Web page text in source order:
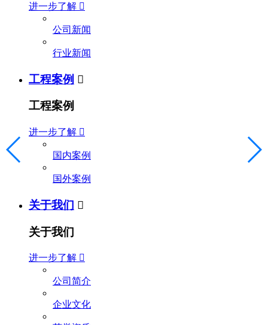
进一步了解 
公司新闻
行业新闻
工程案例 
工程案例
进一步了解 
国内案例
国外案例
关于我们 
关于我们
进一步了解 
公司简介
企业文化